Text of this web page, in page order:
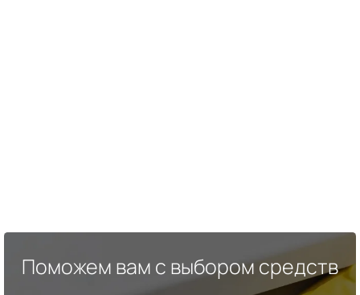
Поможем вам с выбором средств